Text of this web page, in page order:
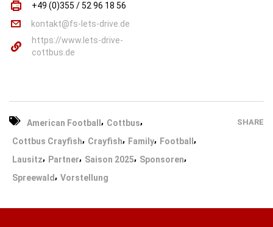
+49 (0)355 / 52 96 18 56
kontakt@fs-lets-drive.de
https://www.lets-drive-
cottbus.de
American Football , Cottbus,
Cottbus Crayfish, Crayfish, Family, Football ,
Lausitz, Partner, Saison 2025, Sponsoren,
Spreewald , Vorstellung
SHARE